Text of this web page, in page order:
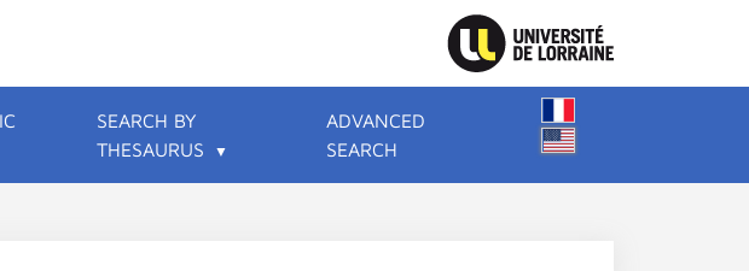
SEARCH BY
THESAURUS
ADVANCED
SEARCH